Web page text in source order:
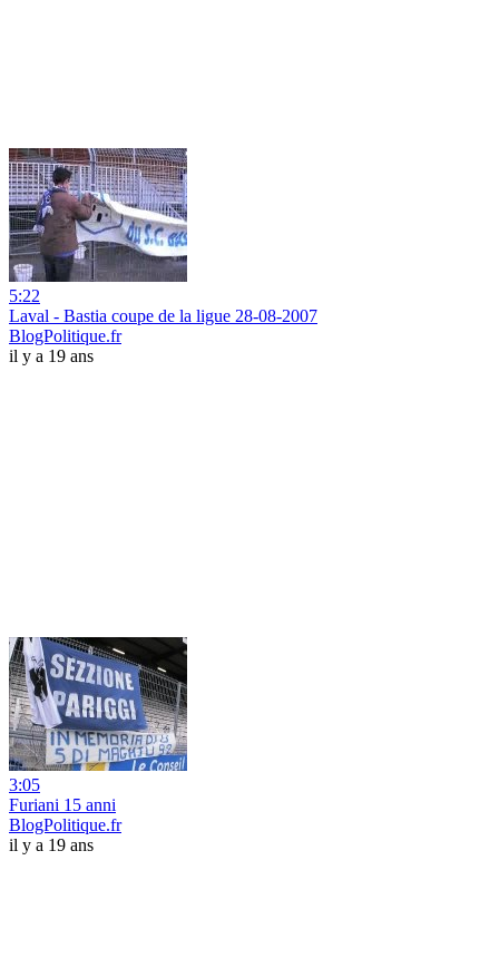
5:22
Laval - Bastia coupe de la ligue 28-08-2007
BlogPolitique.fr
il y a 19 ans
3:05
Furiani 15 anni
BlogPolitique.fr
il y a 19 ans